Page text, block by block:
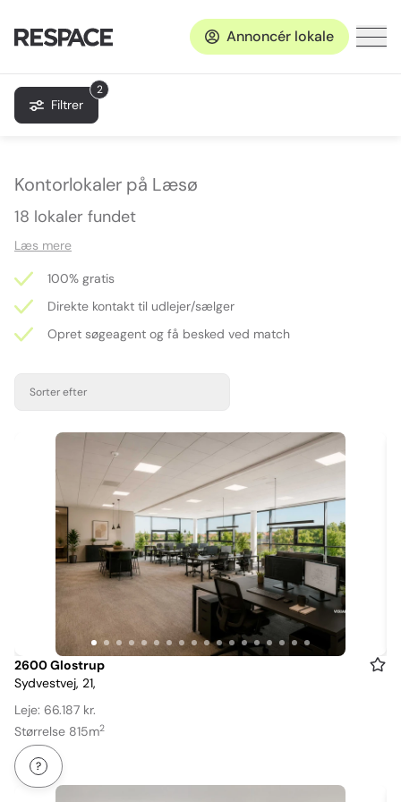
Annoncér lokale
2
Filtrer
Kontorlokaler på Læsø
18 lokaler fundet
Læs mere
100% gratis
Direkte kontakt til udlejer/sælger
Opret søgeagent og få besked ved match
Sorter efter
Item
1
of
18
2600 Glostrup
Sydvestvej, 21,
Leje: 66.187 kr.
Størrelse 815m2